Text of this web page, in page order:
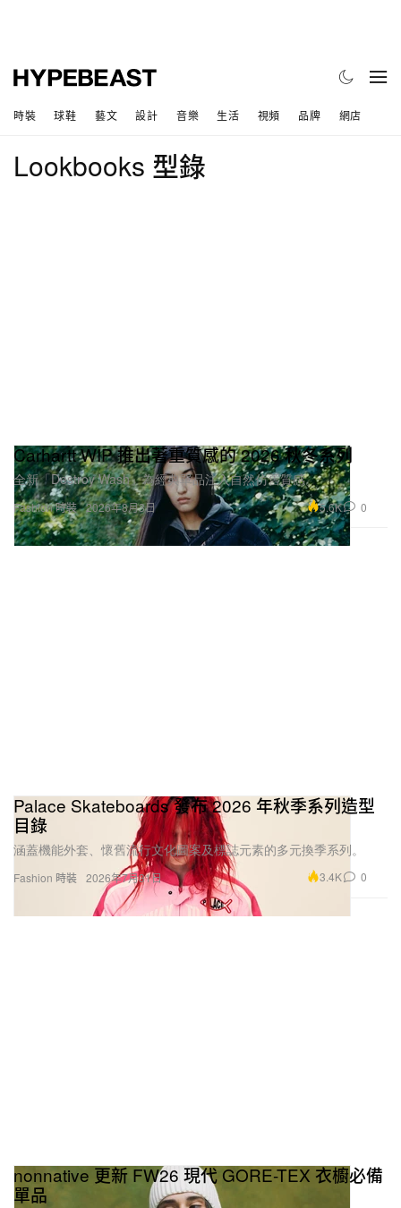
時裝 球鞋 藝文 設計 音樂 生活 視頻 品牌 網店
Lookbooks 型錄
Fashion 時裝
Carhartt WIP 推出著重質感的 2026 秋冬系列
全新「Destroy Wash」為經典單品注入自然仿舊質感。
2026年8月3日 5.6K 0
Fashion 時裝
Palace Skateboards 發布 2026 年秋季系列造型
目錄
涵蓋機能外套、懷舊流行文化圖案及標誌元素的多元換季系列。
2026年7月31日 3.4K 0
nonnative 更新 FW26 現代 GORE-TEX 衣櫥必備
單品